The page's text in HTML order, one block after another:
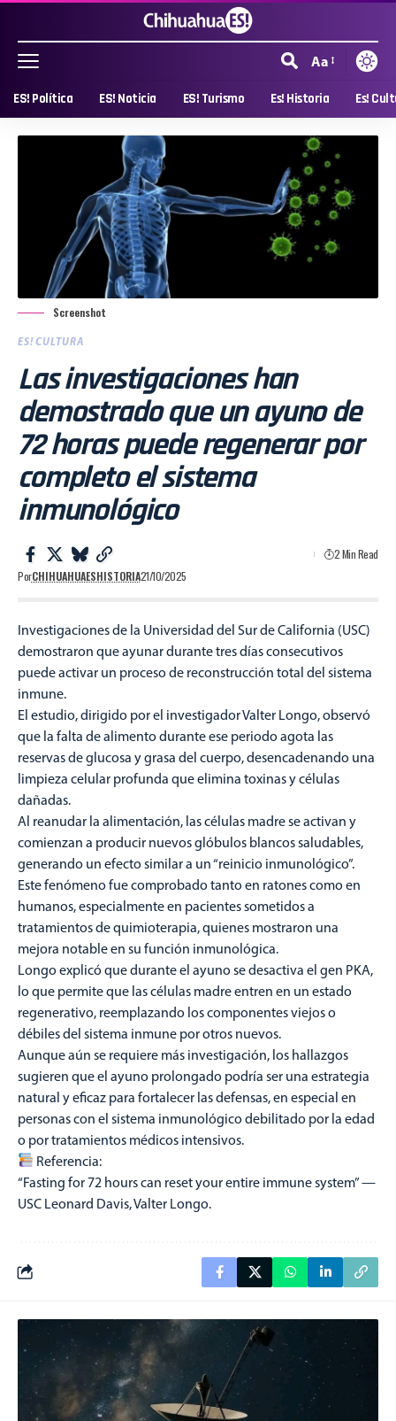
Aa
ES! Política ES! Noticia ES! Turismo Es! Historia Es!
Screenshot
ES! CULTURA
Las investigaciones han
demostrado que un ayuno de
72 horas puede regenerar por
completo el sistema
inmunológico
PorCHIHUAHUAESHISTORIA21/10/2025
2 Min Read
Investigaciones de la Universidad del Sur de California (USC)
demostraron que ayunar durante tres días consecutivos
puede activar un proceso de reconstrucción total del sistema
inmune.
El estudio, dirigido por el investigador Valter Longo, observó
que la falta de alimento durante ese periodo agota las
reservas de glucosa y grasa del cuerpo, desencadenando una
limpieza celular profunda que elimina toxinas y células
dañadas.
Al reanudar la alimentación, las células madre se activan y
comienzan a producir nuevos glóbulos blancos saludables,
generando un efecto similar a un “reinicio inmunológico”.
Este fenómeno fue comprobado tanto en ratones como en
humanos, especialmente en pacientes sometidos a
tratamientos de quimioterapia, quienes mostraron una
mejora notable en su función inmunológica.
Longo explicó que durante el ayuno se desactiva el gen PKA,
lo que permite que las células madre entren en un estado
regenerativo, reemplazando los componentes viejos o
débiles del sistema inmune por otros nuevos.
Aunque aún se requiere más investigación, los hallazgos
sugieren que el ayuno prolongado podría ser una estrategia
natural y eficaz para fortalecer las defensas, en especial en
personas con el sistema inmunológico debilitado por la edad
o por tratamientos médicos intensivos.
Referencia:
“Fasting for 72 hours can reset your entire immune system” —
USC Leonard Davis, Valter Longo.